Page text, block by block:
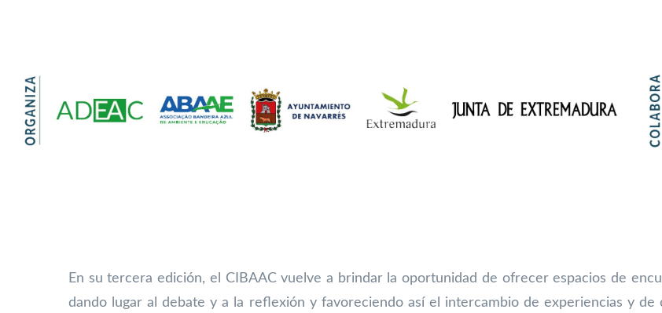
En su tercera edición, el CIBAAC vuelve a brindar la oportunidad de ofrecer espacios de
dando lugar al debate y a la reflexión y favoreciendo así el intercambio de experiencias y